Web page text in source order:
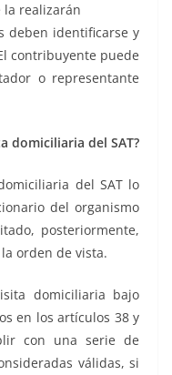
la realizarán
deben identificarse y
contribuyente puede
o representante
domiciliaria del SAT?
del SAT lo
del organismo
posteriormente,
orden de vista.
domiciliaria bajo
en los artículos 38 y
con una serie de
válidas, si